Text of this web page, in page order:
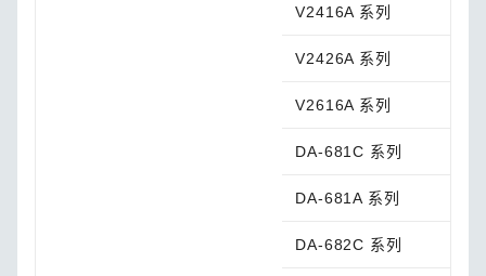
V2416A 系列
V2426A 系列
V2616A 系列
DA-681C 系列
DA-681A 系列
DA-682C 系列